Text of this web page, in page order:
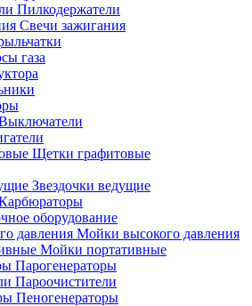
Пилкодержатели
Свечи зажигания
газа
Щетки графитовые
Звездочки ведущие
оборудование
Мойки высокого давления
Мойки портативные
Парогенераторы
Пароочистители
Пеногенераторы